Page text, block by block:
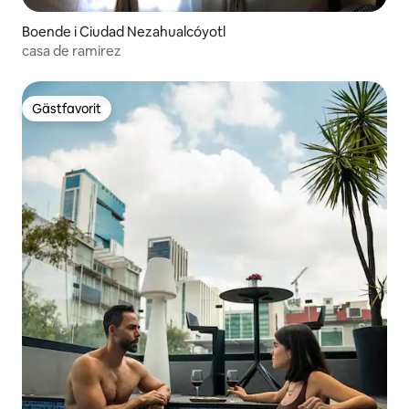
Boende i Ciudad Nezahualcóyotl
casa de ramirez
Gästfavorit
Gästfavorit